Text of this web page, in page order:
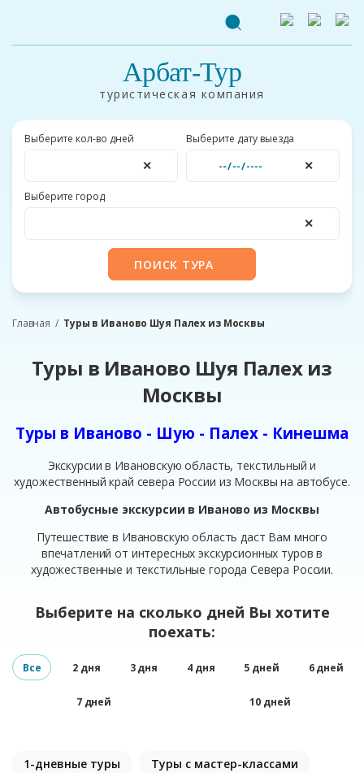
Арбат-Тур
туристическая компания
Выберите кол-во дней
✕
Выберите дату выезда
✕
Выберите город
✕
ПОИСК ТУРА
Главная Туры в Иваново Шуя Палех из Москвы
Туры в Иваново Шуя Палех из
Москвы
Туры в Иваново - Шую - Палех - Кинешма
Экскурсии в Ивановскую область, текстильный и
художественный край севера России из Москвы на автобусе.
Автобусные экскурсии в Иваново из Москвы
Путешествие в Ивановскую область даст Вам много
впечатлений от интересных экскурсионных туров в
художественные и текстильные города Севера России.
Выберите на сколько дней Вы хотите
поехать:
Все 2 дня 3 дня 4 дня 5 дней 6 дней
7 дней 10 дней
1-дневные туры Туры с мастер-классами